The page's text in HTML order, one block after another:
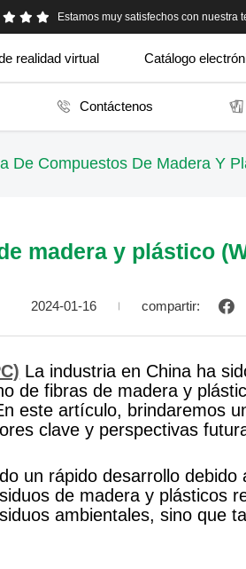
Mi proveedor en China me
Estamos muy satisfechos con nuestra
realidad virtual Catálogo
Contáctenos
De Compuestos De Madera Y
madera y plástico
2024-01-16 compartir:
La industria en China ha
de fibras de madera y
este artículo, brindaremos
clave y perspectivas
un rápido desarrollo
de madera y plásticos
ambientales, sino que